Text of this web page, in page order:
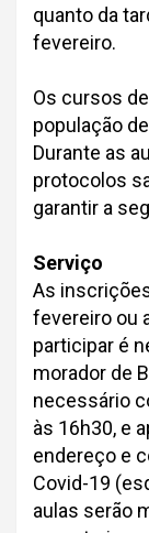
quanto da
fevereiro.
Os cursos
população
Durante as
protocolos
garantir a
Serviço
As
fevereiro ou
participar é
morador de
necessário
às 16h30, e
endereço e
Covid-19
aulas serão